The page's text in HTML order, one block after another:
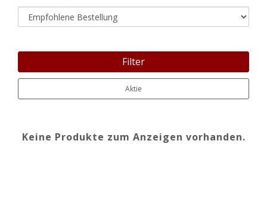
Filter
Aktie
Keine Produkte zum Anzeigen vorhanden.